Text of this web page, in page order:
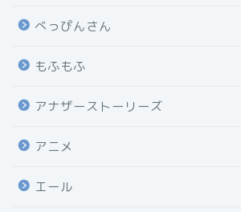
べっぴんさん
もふもふ
アナザーストーリーズ
アニメ
エール